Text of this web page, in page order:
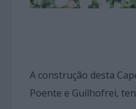
A construção desta
Poente e Guilhofrei,